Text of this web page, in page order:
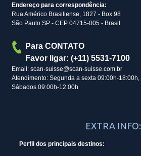
Endereço para correspondência:
Rua Américo Brasiliense, 1827 - Box 98
São Paulo SP - CEP 04715-005 - Brasil
Para CONTATO
Favor ligar: (+11) 5531-7100
Email: scan-suisse@scan-suisse.com.br
Atendimento: Segunda a sexta 09:00h-18:00h,
Sábados 09:00h-12:00h
EXTRA INFO:
Perfil dos principais destinos: